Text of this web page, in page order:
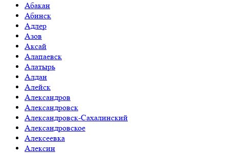
Абакан
Абинск
Адлер
Азов
Аксай
Алапаевск
Алатырь
Алдан
Алейск
Александров
Александровск
Александровск-Сахалинский
Александровское
Алексеевка
Алексин